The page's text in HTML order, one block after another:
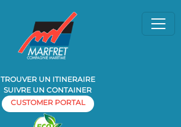
TROUVER UN ITINERAIRE
SUIVRE UN CONTAINER
CUSTOMER PORTAL